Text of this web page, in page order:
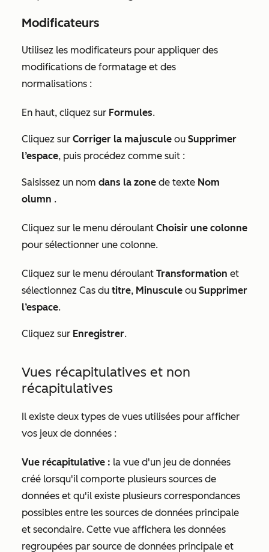
Modificateurs
Utilisez les modificateurs pour appliquer des
modifications de formatage et des
normalisations :
En haut, cliquez sur Formules.
Cliquez sur Corriger la majuscule ou Supprimer
l’espace, puis procédez comme suit :
Saisissez un nom dans la zone de texte Nom
olumn .
Cliquez sur le menu déroulant Choisir une colonne
pour sélectionner une colonne.
Cliquez sur le menu déroulant Transformation et
sélectionnez Cas du titre, Minuscule ou Supprimer
l’espace.
Cliquez sur Enregistrer.
Vues récapitulatives et non
récapitulatives
Il existe deux types de vues utilisées pour afficher
vos jeux de données :
Vue récapitulative : la vue d'un jeu de données
créé lorsqu'il comporte plusieurs sources de
données et qu'il existe plusieurs correspondances
possibles entre les sources de données principale
et secondaire. Cette vue affichera les données
regroupées par source de données principale et